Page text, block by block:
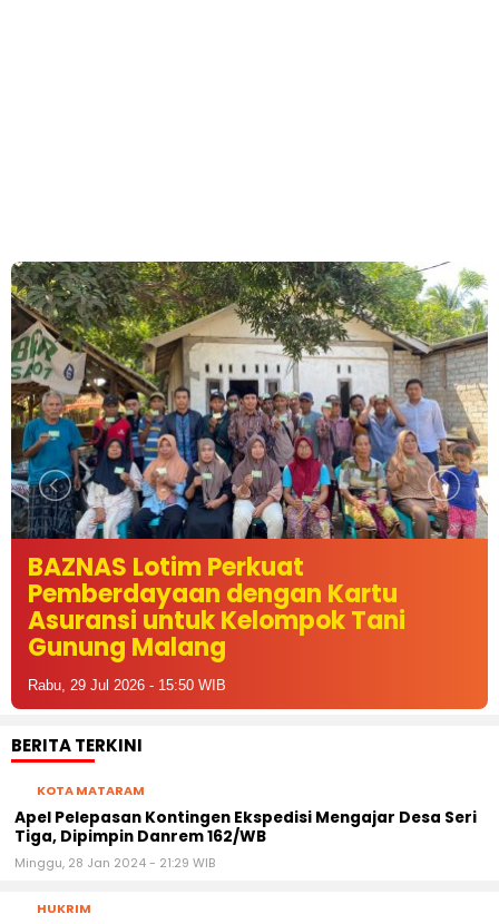
BAZNAS Lotim Perkuat
Pemberdayaan dengan Kartu
Asuransi untuk Kelompok Tani
Gunung Malang
Rabu, 29 Jul 2026 - 15:50 WIB
BERITA TERKINI
KOTA MATARAM
Apel Pelepasan Kontingen Ekspedisi Mengajar Desa Seri
Tiga, Dipimpin Danrem 162/WB
Minggu, 28 Jan 2024 - 21:29 WIB
HUKRIM